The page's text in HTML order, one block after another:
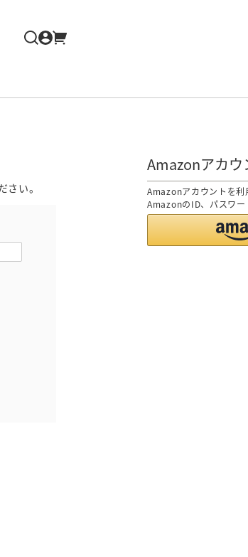
い。
Amazonアカウ
Amazonアカウントを利
AmazonのID、パスワー